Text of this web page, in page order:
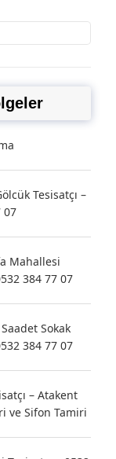
Tesisatçı –
07
Mahallesi
384 77 07
Sokak
384 77 07
– Atakent
ve Sifon Tamiri